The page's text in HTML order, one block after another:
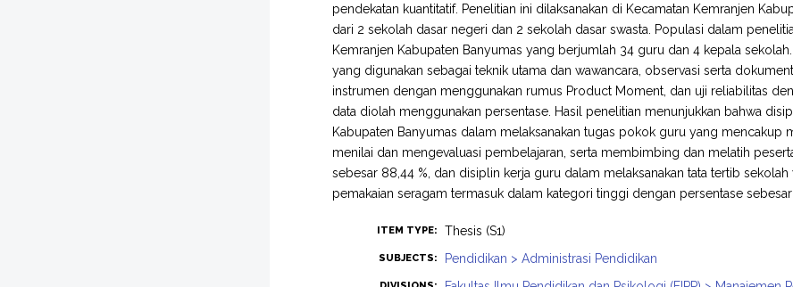
pendekatan kuantitatif. Penelitian ini dilaksanakan di Kecamatan Kemranjen
dari 2 sekolah dasar negeri dan 2 sekolah dasar swasta. Populasi dalam
Kemranjen Kabupaten Banyumas yang berjumlah 34 guru dan 4 kepala
yang digunakan sebagai teknik utama dan wawancara, observasi serta
instrumen dengan menggunakan rumus Product Moment, dan uji reliabilitas
data diolah menggunakan persentase. Hasil penelitian menunjukkan bahwa
Kabupaten Banyumas dalam melaksanakan tugas pokok guru yang mencakup
menilai dan mengevaluasi pembelajaran, serta membimbing dan melatih
sebesar 88,44 %, dan disiplin kerja guru dalam melaksanakan tata tertib
pemakaian seragam termasuk dalam kategori tinggi dengan persentase sebesar
ITEM TYPE: Thesis (S1)
SUBJECTS: Pendidikan > Administrasi Pendidikan